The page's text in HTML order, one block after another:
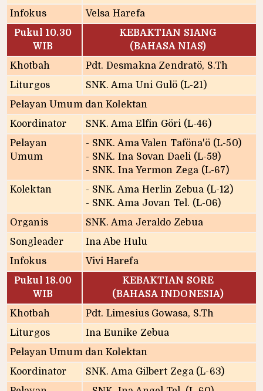
Infokus
Velsa Harefa
Pukul 10.30
WIB
KEBAKTIAN SIANG
(BAHASA NIAS)
Khotbah
Pdt. Desmakna Zendratö, S.Th
Liturgos
SNK. Ama Uni Gulö (L-21)
Pelayan Umum dan Kolektan
Koordinator
SNK. Ama Elfin Göri (L-46)
Pelayan
Umum
- SNK. Ama Valen Taföna'ö (L-50)
- SNK. Ina Sovan Daeli (L-59)
- SNK. Ina Yermon Zega (L-67)
Kolektan
- SNK. Ama Herlin Zebua (L-12)
- SNK. Ama Jovan Tel. (L-06)
Organis
SNK. Ama Jeraldo Zebua
Songleader
Ina Abe Hulu
Infokus
Vivi Harefa
Pukul 18.00
WIB
KEBAKTIAN SORE
(BAHASA INDONESIA)
Khotbah
Pdt. Limesius Gowasa, S.Th
Liturgos
Ina Eunike Zebua
Pelayan Umum dan Kolektan
Koordinator
SNK. Ama Gilbert Zega (L-63)